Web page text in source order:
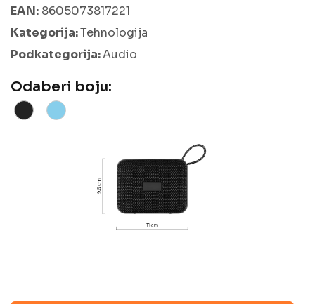
EAN: 8605073817221
Kategorija:Tehnologija
Podkategorija:Audio
Odaberi boju: